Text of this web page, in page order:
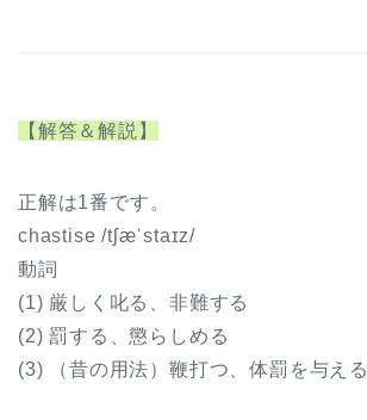
【解答＆解説】
正解は1番です。
chastise /tʃæˈstaɪz/
動詞
(1) 厳しく叱る、非難する
(2) 罰する、懲らしめる
(3) （昔の用法）鞭打つ、体罰を与える